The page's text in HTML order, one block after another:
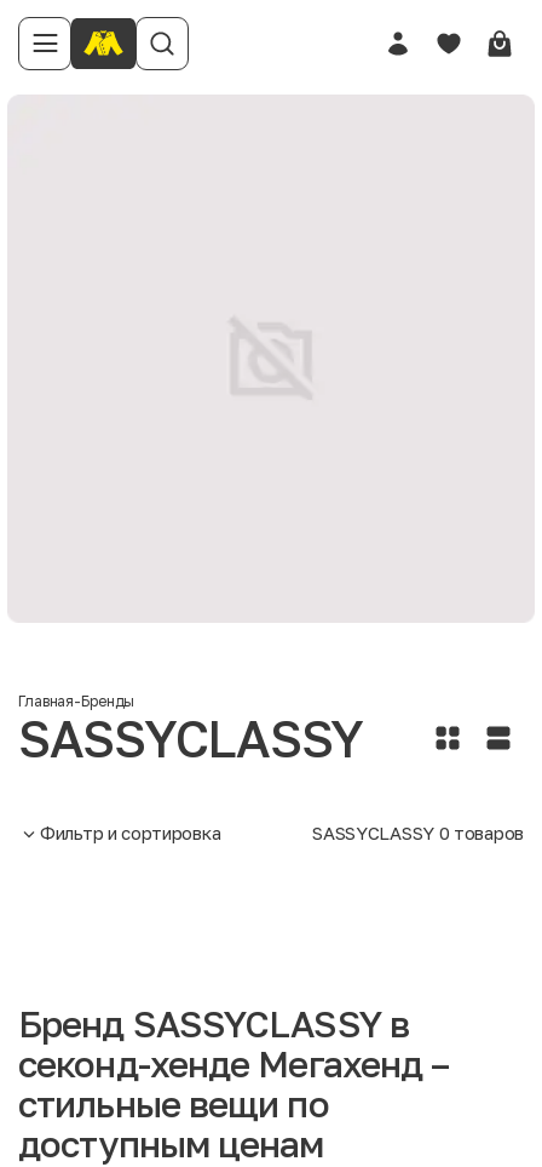
Главная-Бренды
SASSYCLASSY
Фильтр и сортировка SASSYCLASSY 0 товаров
Бренд SASSYCLASSY в
секонд-хенде Мегахенд –
стильные вещи по
доступным ценам